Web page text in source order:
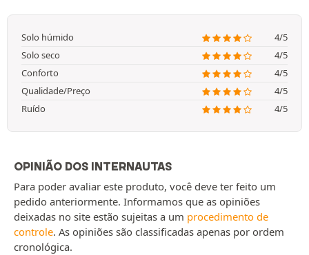
Solo húmido
4/5
Solo seco
4/5
Conforto
4/5
Qualidade/Preço
4/5
Ruído
4/5
OPINIÃO DOS INTERNAUTAS
Para poder avaliar este produto, você deve ter feito um
pedido anteriormente. Informamos que as opiniões
deixadas no site estão sujeitas a um procedimento de
controle. As opiniões são classificadas apenas por ordem
cronológica.